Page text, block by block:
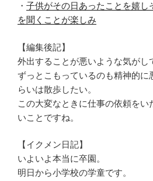
・ 子供がその日あったことを嬉し
を聞くことが楽しみ
【編集後記】
外出することが悪いような気がし
ずっとこもっているのも精神的に
らいは散歩したい。
この大変なときに仕事の依頼をい
いことですね。
【イクメン日記】
いよいよ本当に卒園。
明日から小学校の学童です。